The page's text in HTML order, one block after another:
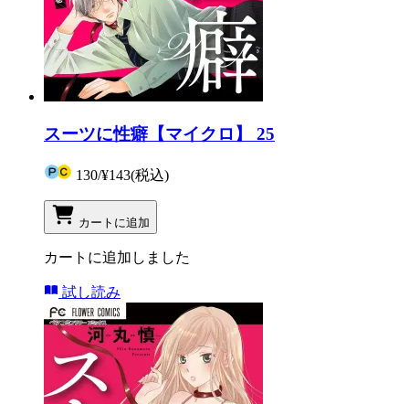
スーツに性癖【マイクロ】 25
130/¥143(税込)
カートに追加
カートに追加しました
試し読み